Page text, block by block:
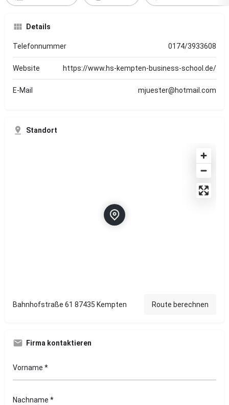
Details
Telefonnummer 0174/3933608
Website https://www.hs-kempten-business-school.de/
E-Mail mjuester@hotmail.com
Standort
Bahnhofstraße 61 87435 Kempten Route berechnen
Firma kontaktieren